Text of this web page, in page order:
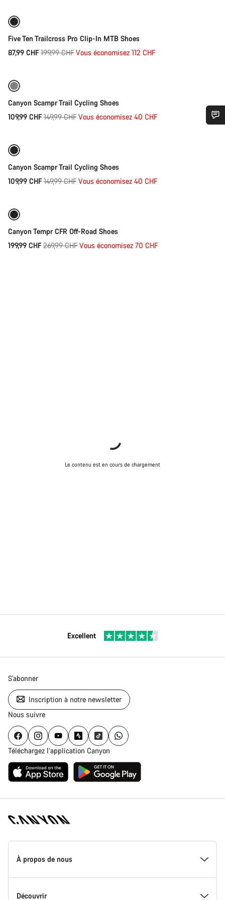
Five Ten Trailcross Pro Clip-In MTB Shoes
87,99 CHF Prix
199,99 CHF Vous économisez 112 CHF
Sélection rapide
Canyon Scampr Trail Cycling Shoes
109,99 CHF Prix
149,99 CHF Vous économisez 40 CHF
Sélection rapide
Canyon Scampr Trail Cycling Shoes
109,99 CHF Prix
149,99 CHF Vous économisez 40 CHF
Sélection rapide
Canyon Tempr CFR Off-Road Shoes
199,99 CHF Prix
269,99 CHF Vous économisez 70 CHF
Le contenu est en cours de chargement
Excellent
S'abonner
Inscription à notre newsletter
Nous suivre
Téléchargez l’application Canyon
Page
d'accueil
Canyon
-
À propos de nous
Inside Canyon
Découvrir
répondre à vos questions.